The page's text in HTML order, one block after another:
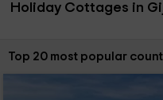
Holiday Cottages in
Sort by:
Top 20 most popular